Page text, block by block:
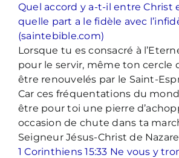
Quel accord y a-t-il entre Christ
quelle part a le fidèle avec
(saintebible.com)
Lorsque tu es consacré à
pour le servir, même ton cercle
être renouvelés par le Saint-
Car ces fréquentations du
être pour toi une pierre
occasion de chute dans ta
Seigneur Jésus-Christ de
1 Corinthiens 15:33 Ne vous y